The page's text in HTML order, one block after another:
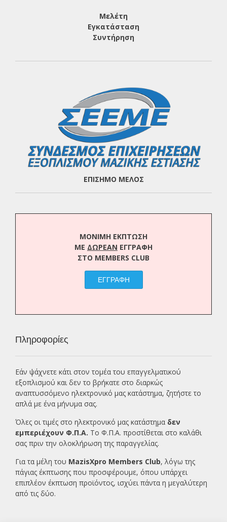
Μελέτη
Εγκατάσταση
Συντήρηση
ΕΠΙΣΗΜΟ ΜΕΛΟΣ
ΜΟΝΙΜΗ ΕΚΠΤΩΣΗ
ΜΕ ΔΩΡΕΑΝ ΕΓΓΡΑΦΗ
ΣΤΟ MEMBERS CLUB
ΕΓΓΡΑΦΗ
Πληροφορίες
Εάν ψάχνετε κάτι στον τομέα του επαγγελματικού
εξοπλισμού και δεν το βρήκατε στο διαρκώς
αναπτυσσόμενο ηλεκτρονικό μας κατάστημα, ζητήστε το
απλά με ένα μήνυμα σας.
Όλες οι τιμές στο ηλεκτρονικό μας κατάστημα δεν
εμπεριέχουν Φ.Π.Α. Το Φ.Π.Α. προστίθεται στο καλάθι
σας πριν την ολοκλήρωση της παραγγελίας.
Για τα μέλη του MazisXpro Members Club, λόγω της
πάγιας έκπτωσης που προσφέρουμε, όπου υπάρχει
επιπλέον έκπτωση προϊόντος, ισχύει πάντα η μεγαλύτερη
από τις δύο.